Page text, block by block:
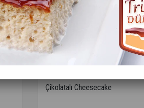
Çikolatalı Cheesecake